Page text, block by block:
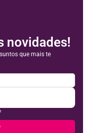
novidades!
que mais te